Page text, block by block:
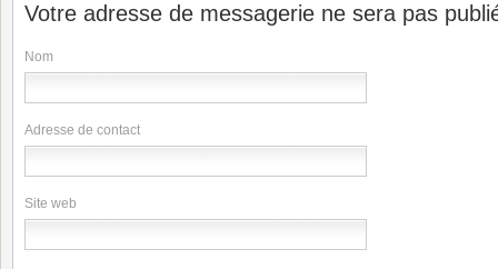
Votre adresse de messagerie ne sera pas
Nom
Adresse de contact
Site web